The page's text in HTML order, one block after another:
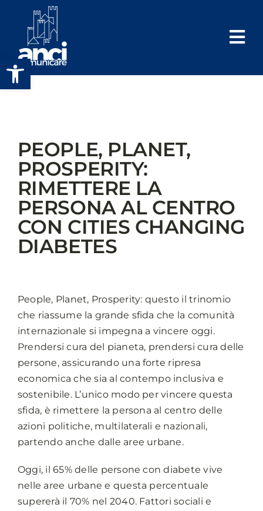
Apri la barra degli strumenti
contenuto
PEOPLE, PLANET,
PROSPERITY:
RIMETTERE LA
PERSONA AL CENTRO
CON CITIES CHANGING
DIABETES
People, Planet, Prosperity: questo il trinomio
che riassume la grande sfida che la comunità
internazionale si impegna a vincere oggi.
Prendersi cura del pianeta, prendersi cura delle
persone, assicurando una forte ripresa
economica che sia al contempo inclusiva e
sostenibile. L’unico modo per vincere questa
sfida, è rimettere la persona al centro delle
azioni politiche, multilaterali e nazionali,
partendo anche dalle aree urbane.
Oggi, il 65% delle persone con diabete vive
nelle aree urbane e questa percentuale
supererà il 70% nel 2040. Fattori sociali e